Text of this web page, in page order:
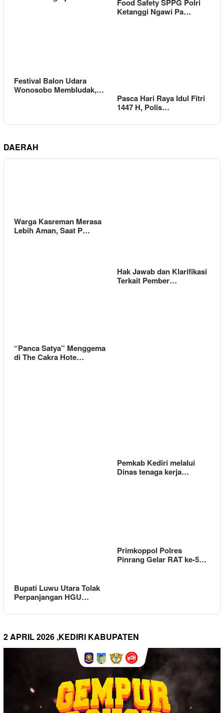
Food Safety SPPG Polri
Ketanggi Ngawi Pa…
Festival Balon Udara
Wonosobo Membludak,…
Pasca Hari Raya Idul Fitri
1447 H, Polis…
DAERAH
Warga Kasreman Merasa
Lebih Aman, Saat P…
Hak Jawab dan Klarifikasi
Terkait Pember…
“Panca Satya” Menggema
di The Cakra Hote…
Pemkab Kediri melalui
Dinas tenaga kerja…
Bupati Luwu Utara Tolak
Perpanjangan HGU…
Primkoppol Polres
Pinrang Gelar RAT ke-5…
2 APRIL 2026 ,KEDIRI KABUPATEN